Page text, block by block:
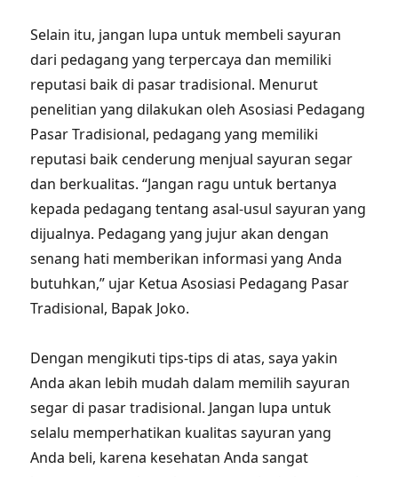
Selain itu, jangan lupa untuk membeli sayuran
dari pedagang yang terpercaya dan memiliki
reputasi baik di pasar tradisional. Menurut
penelitian yang dilakukan oleh Asosiasi Pedagang
Pasar Tradisional, pedagang yang memiliki
reputasi baik cenderung menjual sayuran segar
dan berkualitas. “Jangan ragu untuk bertanya
kepada pedagang tentang asal-usul sayuran yang
dijualnya. Pedagang yang jujur akan dengan
senang hati memberikan informasi yang Anda
butuhkan,” ujar Ketua Asosiasi Pedagang Pasar
Tradisional, Bapak Joko.
Dengan mengikuti tips-tips di atas, saya yakin
Anda akan lebih mudah dalam memilih sayuran
segar di pasar tradisional. Jangan lupa untuk
selalu memperhatikan kualitas sayuran yang
Anda beli, karena kesehatan Anda sangat